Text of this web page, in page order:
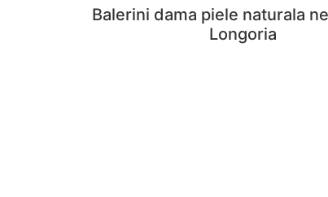
Balerini dama piele naturala
Longoria